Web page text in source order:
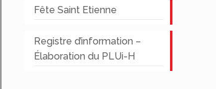
Fête Saint Etienne
Registre d’information –
Élaboration du PLUi-H